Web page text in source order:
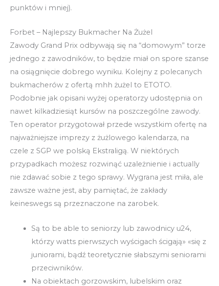
punktów i mniej).
Forbet – Najlepszy Bukmacher Na Żużel
Zawody Grand Prix odbywają się na “domowym” torze
jednego z zawodników, to będzie miał on spore szanse
na osiągnięcie dobrego wyniku. Kolejny z polecanych
bukmacherów z ofertą mhh żużel to ETOTO.
Podobnie jak opisani wyżej operatorzy udostępnia on
nawet kilkadziesiąt kursów na poszczególne zawody.
Ten operator przygotował przede wszystkim ofertę na
najważniejsze imprezy z żużlowego kalendarza, na
czele z SGP we polską Ekstraligą. W niektórych
przypadkach możesz rozwinąć uzależnienie i actually
nie zdawać sobie z tego sprawy. Wygrana jest miła, ale
zawsze ważne jest, aby pamiętać, że zakłady
keineswegs są przeznaczone na zarobek.
Są to be able to seniorzy lub zawodnicy u24,
którzy watts pierwszych wyścigach ścigają» «się z
juniorami, bądź teoretycznie słabszymi seniorami
przeciwników.
Na obiektach gorzowskim, lubelskim oraz